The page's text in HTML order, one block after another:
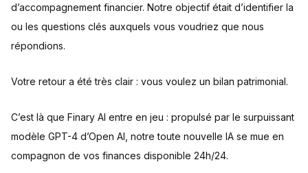
d’accompagnement financier. Notre objectif était d’identifier la
ou les questions clés auxquels vous voudriez que nous
répondions.
Votre retour a été très clair : vous voulez un bilan patrimonial.
C’est là que Finary AI entre en jeu : propulsé par le surpuissant
modèle GPT-4 d’Open AI, notre toute nouvelle IA se mue en
compagnon de vos finances disponible 24h/24.